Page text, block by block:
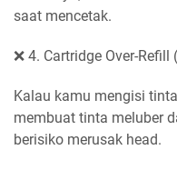
saat mencetak.
❌ 4. Cartridge Over-
Kalau kamu mengisi
membuat tinta meluber
berisiko merusak head.